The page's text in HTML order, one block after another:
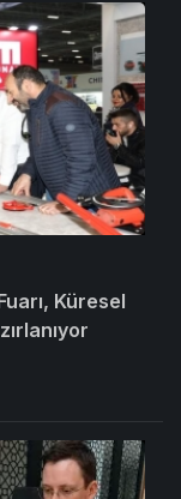
Küresel